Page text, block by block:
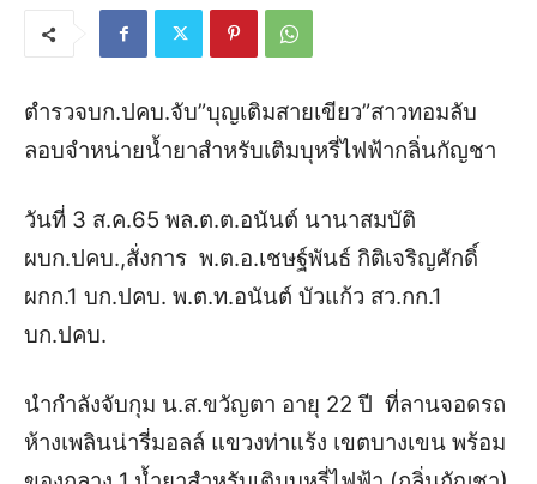
ตำรวจบก.ปคบ.จับ”บุญเติมสายเขียว”สาวทอมลับ
ลอบจำหน่ายน้ำยาสำหรับเติมบุหรี่ไฟฟ้ากลิ่นกัญชา
วันที่ 3 ส.ค.65 พล.ต.ต.อนันต์ นานาสมบัติ
ผบก.ปคบ.,สั่งการ พ.ต.อ.เชษฐ์พันธ์ กิติเจริญศักดิ์
ผกก.1 บก.ปคบ. พ.ต.ท.อนันต์ บัวแก้ว สว.กก.1
บก.ปคบ.
นำกำลังจับกุม น.ส.ขวัญตา อายุ 22 ปี ที่ลานจอดรถ
ห้างเพลินน่ารี่มอลล์ แขวงท่าแร้ง เขตบางเขน พร้อม